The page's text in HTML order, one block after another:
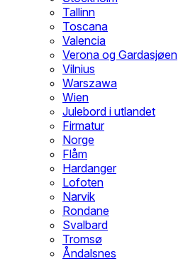
Tallinn
Toscana
Valencia
Verona og Gardasjøen
Vilnius
Warszawa
Wien
Julebord i utlandet
Firmatur
Norge
Flåm
Hardanger
Lofoten
Narvik
Rondane
Svalbard
Tromsø
Åndalsnes